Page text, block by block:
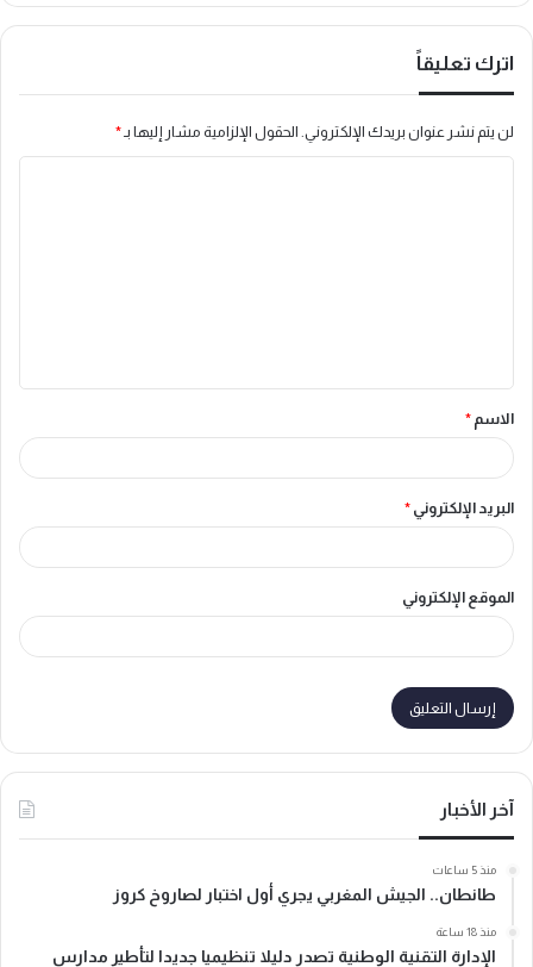
اترك تعليقاً
لن يتم نشر عنوان بريدك الإلكتروني. الحقول الإلزامية مشار إليها بـ *
ق
*
الاسم *
البريد الإلكتروني *
الموقع الإلكتروني
آخر الأخبار
منذ 5 ساعات
طانطان.. الجيش المغربي يجري أول اختبار لصاروخ كروز
منذ 18 ساعة
الإدارة التقنية الوطنية تصدر دليلا تنظيميا جديدا لتأطير مدارس